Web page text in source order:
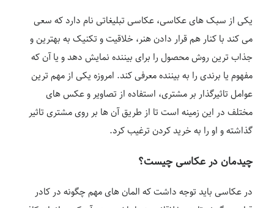
یکی از سبک های عکاسی، عکاسی تبلیغاتی نام دارد که سعی
می کند با کنار هم قرار دادن هنر، خلاقیت و تکنیک به بهترین و
جذاب ترین روش محصول را برای بیننده نمایش دهد و یا آن که
مفهوم یا برندی را به بیننده معرفی کند. امروزه یکی از مهم ترین
عوامل تاثیرگذار بر مشتری، استفاده از تصاویر و عکس های
مختلف در این زمینه است تا از طریق آن ها بر روی مشتری تاثیر
گذاشته و او را به خرید کردن ترغیب کرد.
چیدمان در عکاسی چیست؟
در عکاسی باید توجه داشت که المان های مهم چگونه در کادر